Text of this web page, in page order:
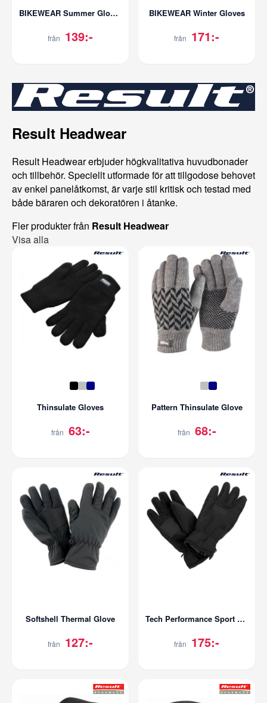
BIKEWEAR Summer Gloves
från 139:-
BIKEWEAR Winter Gloves
från 171:-
Result Headwear
Result Headwear erbjuder högkvalitativa huvudbonader
och tillbehör. Speciellt utformade för att tillgodose behovet
av enkel panelåtkomst, är varje stil kritisk och testad med
både bäraren och dekoratören i åtanke.
Fler produkter från Result Headwear
Visa alla
Thinsulate Gloves
från 63:-
Pattern Thinsulate Glove
från 68:-
Softshell Thermal Glove
från 127:-
Tech Performance Sport Gloves
från 175:-